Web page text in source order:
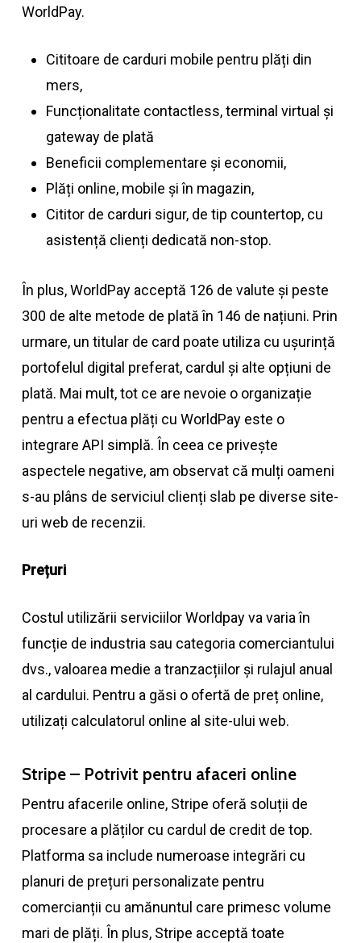
WorldPay.
Cititoare de carduri mobile pentru plăți din
mers,
Funcționalitate contactless, terminal virtual și
gateway de plată
Beneficii complementare și economii,
Plăți online, mobile și în magazin,
Cititor de carduri sigur, de tip countertop, cu
asistență clienți dedicată non-stop.
În plus, WorldPay acceptă 126 de valute și peste
300 de alte metode de plată în 146 de națiuni. Prin
urmare, un titular de card poate utiliza cu ușurință
portofelul digital preferat, cardul și alte opțiuni de
plată. Mai mult, tot ce are nevoie o organizație
pentru a efectua plăți cu WorldPay este o
integrare API simplă. În ceea ce privește
aspectele negative, am observat că mulți oameni
s-au plâns de serviciul clienți slab pe diverse site-
uri web de recenzii.
Prețuri
Costul utilizării serviciilor Worldpay va varia în
funcție de industria sau categoria comerciantului
dvs., valoarea medie a tranzacțiilor și rulajul anual
al cardului. Pentru a găsi o ofertă de preț online,
utilizați calculatorul online al site-ului web.
Stripe – Potrivit pentru afaceri online
Pentru afacerile online, Stripe oferă soluții de
procesare a plăților cu cardul de credit de top.
Platforma sa include numeroase integrări cu
planuri de prețuri personalizate pentru
comercianții cu amănuntul care primesc volume
mari de plăți. În plus, Stripe acceptă toate